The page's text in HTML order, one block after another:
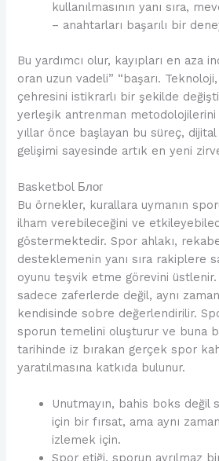
kullanılmasının yanı sıra,
– anahtarları başarılı bir
Bu yardımcı olur, kayıpları en aza
oran uzun vadeli” “başarı.
çehresini istikrarlı bir şekilde
yerleşik antrenman metodolojilerini
yıllar önce başlayan bu süreç, dijital
gelişimi sayesinde artık en yeni
Basketbol Блог
Bu örnekler, kurallara uymanın
ilham verebileceğini ve
göstermektedir. Spor ahlakı,
desteklemenin yanı sıra rakiplere
oyunu teşvik etme görevini
sadece zaferlerde değil, aynı
kendisinde sobre değerlendirilir.
sporun temelini oluşturur ve buna
tarihinde iz bırakan gerçek spor
yaratılmasına katkıda bulunur.
Unutmayın, bahis boks değil
için bir fırsat, ama aynı
izlemek için.